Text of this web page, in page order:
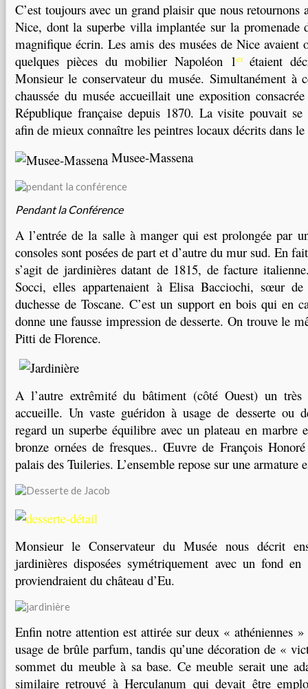
C’est toujours avec un grand plaisir que nous retournons
Nice, dont la superbe villa implantée sur la promenade
magnifique écrin. Les amis des musées de Nice avaient
quelques pièces du mobilier Napoléon 1er étaient
Monsieur le conservateur du musée.Simultanément à
chaussée du musée accueillait une exposition
République française depuis 1870. La visite pouvait se
afin de mieux connaître les peintres locaux décrits dans
Musee-Massena
Pendant la Conférence
A l’entrée de la salle à manger qui est prolongée par
consoles sont posées de part et d’autre du mur sud. En
s’agit de jardinières datant de 1815, de facture
Socci, elles appartenaient à Elisa Bacciochi, sœur
duchesse de Toscane. C’est un support en bois qui en
donne une fausse impression de desserte. On trouve le
Pitti de Florence.
A l’autre extrêmité du bâtiment (côté Ouest) un très
accueille. Un vaste guéridon à usage de desserte ou
regard un superbe équilibre avec un plateau en marbre
bronze ornées de fresques.. Œuvre de François
palais des Tuileries. L’ensemble repose sur une armature
Monsieur le Conservateur du Musée nous décrit
jardinières disposées symétriquement avec un fond
proviendraient du château d’Eu.
Enfin notre attention est attirée sur deux « athéniennes
usage de brûle parfum, tandis qu’une décoration de «
sommet du meuble à sa base. Ce meuble serait une
similaire retrouvé à Herculanum qui devait être